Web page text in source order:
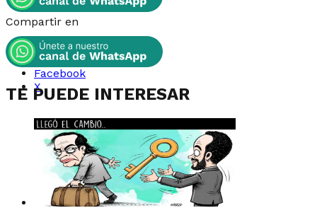
Compartir en
Whatsapp
Instagram
Facebook
X
TE PUEDE INTERESAR